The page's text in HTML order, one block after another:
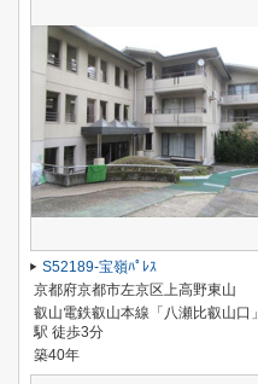
S52189-宝嶺ﾊﾟﾚｽ
京都府京都市左京区上高野東山
叡山電鉄叡山本線「八瀬比叡山口」
駅 徒歩3分
築40年